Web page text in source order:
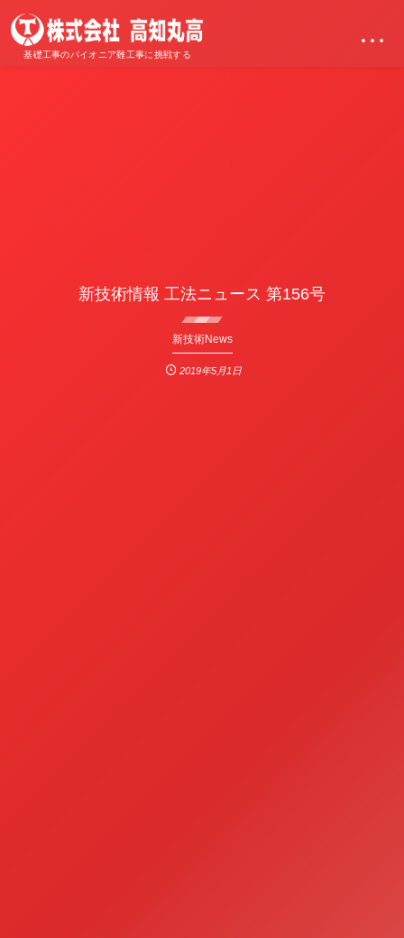
基礎工事のパイオニア難工事に挑戦する
…
新技術情報 工法ニュース 第156号
新技術News
2019年5月1日